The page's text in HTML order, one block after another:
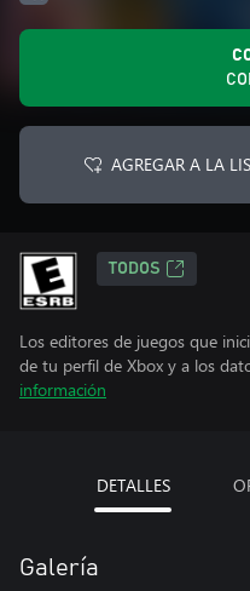
AGREGAR A LA
TODOS
Los editores de juegos que
de tu perfil de Xbox y a los
información
DETALLES
Galería